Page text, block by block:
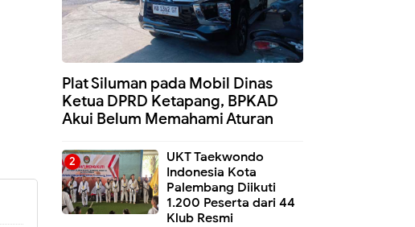
Plat Siluman pada Mobil Dinas
Ketua DPRD Ketapang, BPKAD
Akui Belum Memahami Aturan
UKT Taekwondo
Indonesia Kota
Palembang Diikuti
1.200 Peserta dari 44
Klub Resmi